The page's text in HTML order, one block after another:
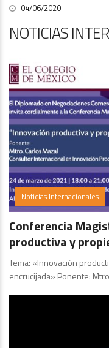
04/06/2020
NOTICIAS
Noticias Internacionales
Conferencia
productiva y
Tema: «Innovación
encrucijada» Ponente: